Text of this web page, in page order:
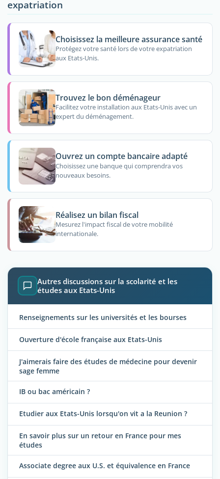
expatriation
Choisissez la meilleure assurance santé
Protégez votre santé lors de votre expatriation
aux Etats-Unis.
Trouvez le bon déménageur
Facilitez votre installation aux Etats-Unis avec un
expert du déménagement.
Ouvrez un compte bancaire adapté
Choisissez une banque qui comprendra vos
nouveaux besoins.
Réalisez un bilan fiscal
Mesurez l'impact fiscal de votre mobilité
internationale.
Autres discussions sur la scolarité et les
études aux Etats-Unis
Renseignements sur les universités et les bourses
Ouverture d'école française aux Etats-Unis
J'aimerais faire des études de médecine pour devenir
sage femme
IB ou bac américain ?
Etudier aux Etats-Unis lorsqu'on vit a la Reunion ?
En savoir plus sur un retour en France pour mes
études
Associate degree aux U.S. et équivalence en France